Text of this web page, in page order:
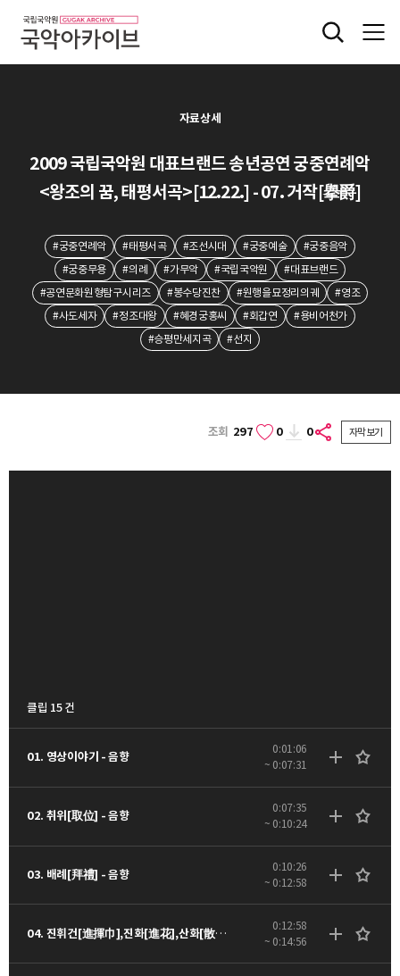
자료상세
2009 국립국악원 대표브랜드 송년공연 궁중연례악
<왕조의 꿈, 태평서곡>[12.22.] - 07. 거작[擧爵]
#궁중연례악 #태평서곡 #조선시대 #궁중예술
#궁중음악
#궁중무용
#의례 #가무악 #국립국악원
#대표브랜드
#공연문화원형탐구시리즈
#봉수당진찬 #원행을묘정리의궤
#영조
#사도세자
#정조대왕 #혜경궁홍씨 #회갑연
#용비어천가
#승평만세지곡
#선지
조회 297 0 0 자막보기
클립 15 건
01. 영상이야기 - 음향
0:01:06
~ 0:07:31
02. 취위[取位] - 음향
0:07:35
~ 0:10:24
03. 배례[拜禮] - 음향
0:10:26
~ 0:12:58
04. 진휘건[進揮巾],진화[進花],산화[散花] - 음향
0:12:58
~ 0:14:56